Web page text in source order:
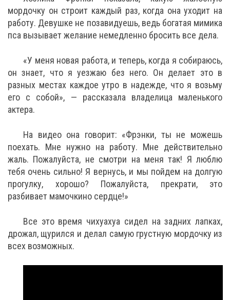
мордочку он строит каждый раз, когда она уходит на
работу. Девушке не позавидуешь, ведь богатая мимика
пса вызывает желание немедленно бросить все дела.
«У меня новая работа, и теперь, когда я собираюсь,
он знает, что я уезжаю без него. Он делает это в
разных местах каждое утро в надежде, что я возьму
его с собой», — рассказала владелица маленького
актера.
На видео она говорит: «Фрэнки, ты не можешь
поехать. Мне нужно на работу. Мне действительно
жаль. Пожалуйста, не смотри на меня так! Я люблю
тебя очень сильно! Я вернусь, и мы пойдем на долгую
прогулку, хорошо? Пожалуйста, прекрати, это
разбивает мамочкино сердце!»
Все это время чихуахуа сидел на задних лапках,
дрожал, щурился и делал самую грустную мордочку из
всех возможных.